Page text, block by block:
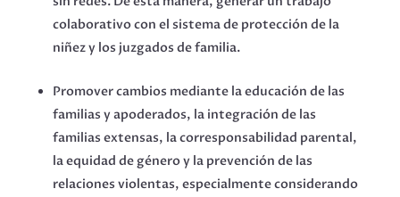
colaborativo con el sistema de protección de la
niñez y los juzgados de familia.
Promover cambios mediante la educación de las
familias y apoderados, la integración de las
familias extensas, la corresponsabilidad parental,
la equidad de género y la prevención de las
relaciones violentas, especialmente considerando